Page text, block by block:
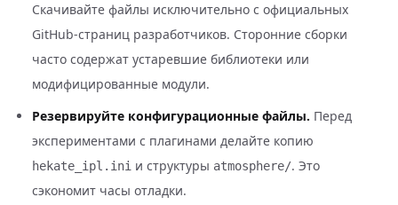
Скачивайте файлы исключительно с официальных
GitHub-страниц разработчиков. Сторонние сборки
часто содержат устаревшие библиотеки или
модифицированные модули.
Резервируйте конфигурационные файлы. Перед
экспериментами с плагинами делайте копию
hekate_ipl.ini и структуры atmosphere/. Это
сэкономит часы отладки.